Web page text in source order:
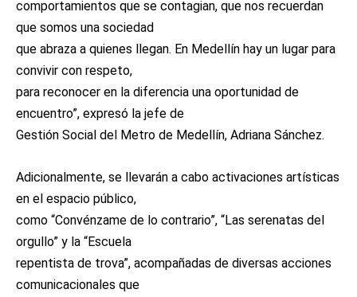
comportamientos que se contagian, que nos recuerdan
que somos una sociedad
que abraza a quienes llegan. En Medellín hay un lugar para
convivir con respeto,
para reconocer en la diferencia una oportunidad de
encuentro”, expresó la jefe de
Gestión Social del Metro de Medellín, Adriana Sánchez.
Adicionalmente, se llevarán a cabo activaciones artísticas
en el espacio público,
como “Convénzame de lo contrario”, “Las serenatas del
orgullo” y la “Escuela
repentista de trova”, acompañadas de diversas acciones
comunicacionales que